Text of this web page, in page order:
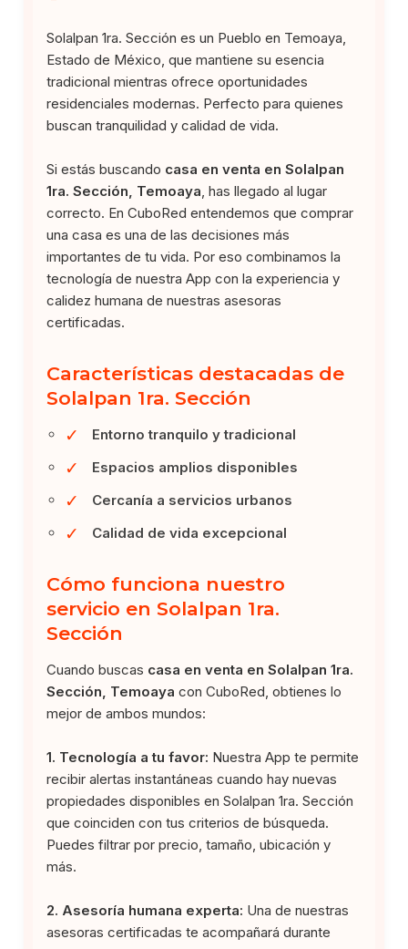
Solalpan 1ra. Sección es un Pueblo en Temoaya,
Estado de México, que mantiene su esencia
tradicional mientras ofrece oportunidades
residenciales modernas. Perfecto para quienes
buscan tranquilidad y calidad de vida.
Si estás buscando casa en venta en Solalpan
1ra. Sección, Temoaya , has llegado al lugar
correcto. En CuboRed entendemos que comprar
una casa es una de las decisiones más
importantes de tu vida. Por eso combinamos la
tecnología de nuestra App con la experiencia y
calidez humana de nuestras asesoras
certificadas.
Características destacadas de
Solalpan 1ra. Sección
✓ Entorno tranquilo y tradicional
✓ Espacios amplios disponibles
✓ Cercanía a servicios urbanos
✓ Calidad de vida excepcional
Cómo funciona nuestro
servicio en Solalpan 1ra.
Sección
Cuando buscas casa en venta en Solalpan 1ra.
Sección, Temoaya con CuboRed, obtienes lo
mejor de ambos mundos:
1. Tecnología a tu favor: Nuestra App te permite
recibir alertas instantáneas cuando hay nuevas
propiedades disponibles en Solalpan 1ra. Sección
que coinciden con tus criterios de búsqueda.
Puedes filtrar por precio, tamaño, ubicación y
más.
2. Asesoría humana experta: Una de nuestras
asesoras certificadas te acompañará durante